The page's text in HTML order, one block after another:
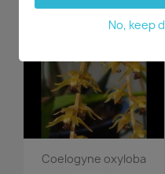
Vorschau
Coelogyne oxyloba
No, keep